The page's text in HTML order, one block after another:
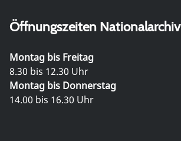
Öffnungszeiten Nationalarchiv
Montag bis Freitag
8.30 bis 12.30 Uhr
Montag bis Donnerstag
14.00 bis 16.30 Uhr